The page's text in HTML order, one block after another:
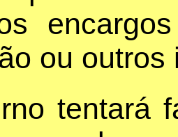
ou outros
tentará